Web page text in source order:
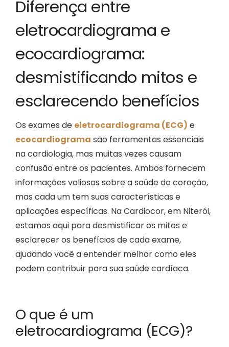
Diferença entre
eletrocardiograma e
ecocardiograma:
desmistificando mitos e
esclarecendo benefícios
Os exames de eletrocardiograma (ECG) e
ecocardiograma são ferramentas essenciais
na cardiologia, mas muitas vezes causam
confusão entre os pacientes. Ambos fornecem
informações valiosas sobre a saúde do coração,
mas cada um tem suas características e
aplicações específicas. Na Cardiocor, em Niterói,
estamos aqui para desmistificar os mitos e
esclarecer os benefícios de cada exame,
ajudando você a entender melhor como eles
podem contribuir para sua saúde cardíaca.
O que é um
eletrocardiograma (ECG)?